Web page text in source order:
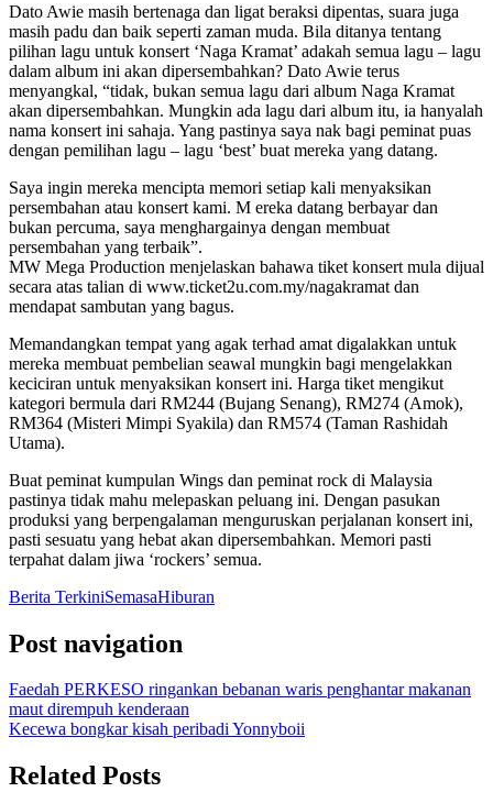
Dato Awie masih bertenaga dan ligat beraksi dipentas, suara juga
masih padu dan baik seperti zaman muda. Bila ditanya tentang
pilihan lagu untuk konsert ‘Naga Kramat’ adakah semua lagu – lagu
dalam album ini akan dipersembahkan? Dato Awie terus
menyangkal, “tidak, bukan semua lagu dari album Naga Kramat
akan dipersembahkan. Mungkin ada lagu dari album itu, ia hanyalah
nama konsert ini sahaja. Yang pastinya saya nak bagi peminat puas
dengan pemilihan lagu – lagu ‘best’ buat mereka yang datang.
Saya ingin mereka mencipta memori setiap kali menyaksikan
persembahan atau konsert kami. M ereka datang berbayar dan
bukan percuma, saya menghargainya dengan membuat
persembahan yang terbaik”.
MW Mega Production menjelaskan bahawa tiket konsert mula dijual
secara atas talian di www.ticket2u.com.my/nagakramat dan
mendapat sambutan yang bagus.
Memandangkan tempat yang agak terhad amat digalakkan untuk
mereka membuat pembelian seawal mungkin bagi mengelakkan
keciciran untuk menyaksikan konsert ini. Harga tiket mengikut
kategori bermula dari RM244 (Bujang Senang), RM274 (Amok),
RM364 (Misteri Mimpi Syakila) dan RM574 (Taman Rashidah
Utama).
Buat peminat kumpulan Wings dan peminat rock di Malaysia
pastinya tidak mahu melepaskan peluang ini. Dengan pasukan
produksi yang berpengalaman menguruskan perjalanan konsert ini,
pasti sesuatu yang hebat akan dipersembahkan. Memori pasti
terpahat dalam jiwa ‘rockers’ semua.
Berita TerkiniSemasaHiburan
Post navigation
Faedah PERKESO ringankan bebanan waris penghantar makanan
maut dirempuh kenderaan
Kecewa bongkar kisah peribadi Yonnyboii
Related Posts